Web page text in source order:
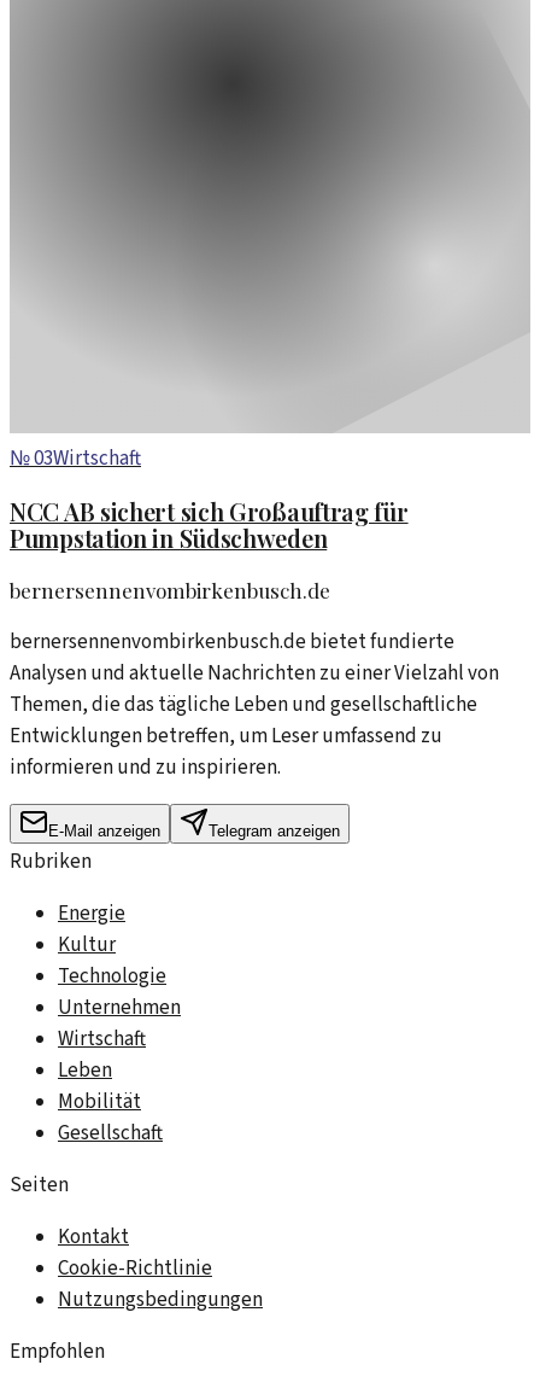
№03Wirtschaft
NCC AB sichert sich Großauftrag für
Pumpstation in Südschweden
bernersennenvombirkenbusch.de
bernersennenvombirkenbusch.de bietet fundierte
Analysen und aktuelle Nachrichten zu einer Vielzahl von
Themen, die das tägliche Leben und gesellschaftliche
Entwicklungen betreffen, um Leser umfassend zu
informieren und zu inspirieren.
E-Mail anzeigen Telegram anzeigen
Rubriken
Energie
Kultur
Technologie
Unternehmen
Wirtschaft
Leben
Mobilität
Gesellschaft
Seiten
Kontakt
Cookie-Richtlinie
Nutzungsbedingungen
Empfohlen